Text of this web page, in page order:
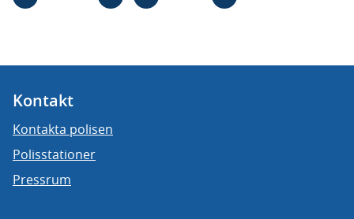
Kontakt
Kontakta polisen
Polisstationer
Pressrum